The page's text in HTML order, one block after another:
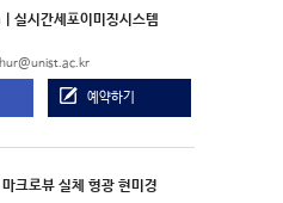
시간세포이미징시스템
예약하기
로뷰 실체 형광 현미경